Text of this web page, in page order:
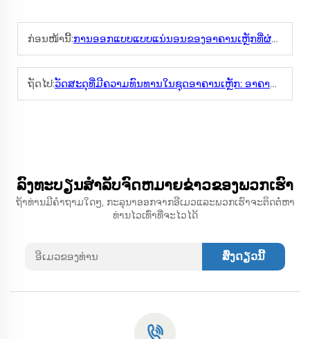
ກ່ອນໜ້ານີ້:ການອອກແບບແບບແນ່ນອນຂອງອາຄານເຫຼັກທີ່ຜ່ານການອອກແບບລ່ວງໜ້າ: ພູມເຊີນກັບຄວາມເໝາະສົມ
ຖັດໄປ:ວັດສະດຸທີ່ມີຄວາມທົນທານໃນຊຸດອາຄານເຫຼັກ: ອາຄານທີ່ມີຄວາມຍືນຍົງ
ລົງທະບຽນສໍາລັບຈົດຫມາຍຂ່າວຂອງພວກເຮົາ
ຖ້າທ່ານມີຄໍາຖາມໃດໆ, ກະລຸນາອອກຈາກອີເມວແລະພວກເຮົາຈະຕິດຕໍ່ຫາ
ທ່ານໄວເທົ່າທີ່ຈະໄວໄດ້
ສົ່ງດຽວນີ້